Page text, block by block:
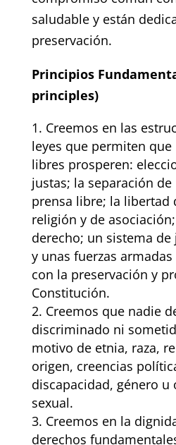
saludable y están
preservación.
Principios
principles)
Creemos en las
leyes que permiten que
libres prosperen:
justas; la separación
prensa libre; la libertad
religión y de
derecho; un sistema
y unas fuerzas
con la preservación y
Constitución.
Creemos que nadie
discriminado ni
motivo de etnia, raza,
origen, creencias
discapacidad, género u
sexual.
Creemos en la
derechos